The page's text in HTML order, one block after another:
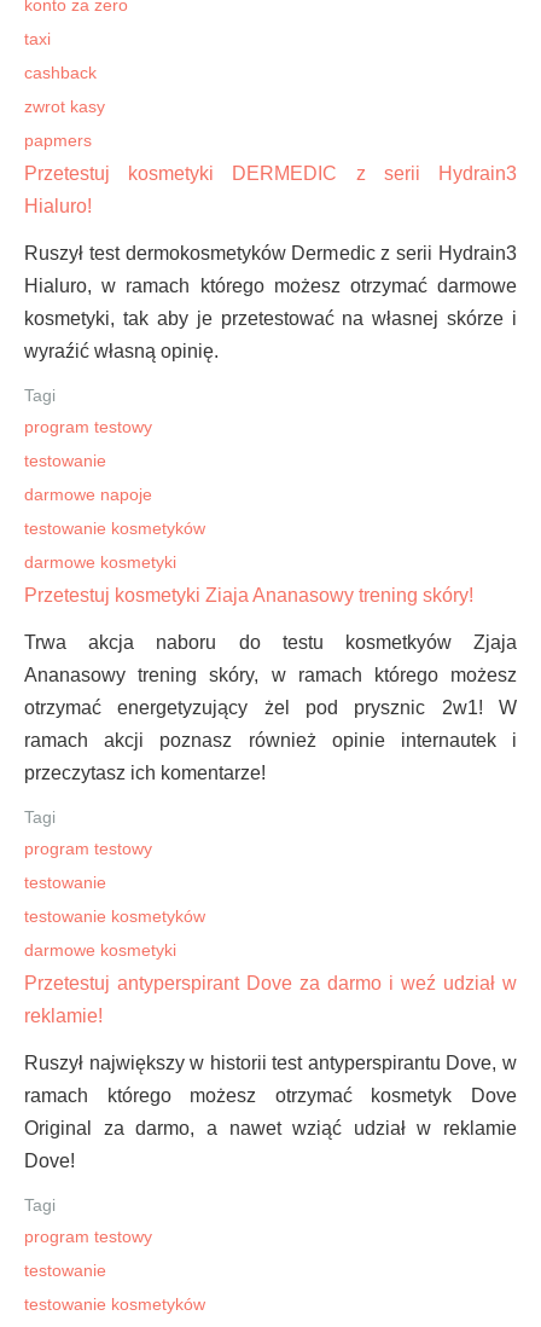
konto za zero
taxi
cashback
zwrot kasy
papmers
Przetestuj kosmetyki DERMEDIC z serii Hydrain3
Hialuro!
Ruszył test dermokosmetyków Dermedic z serii Hydrain3
Hialuro, w ramach którego możesz otrzymać darmowe
kosmetyki, tak aby je przetestować na własnej skórze i
wyraźić własną opinię.
Tagi
program testowy
testowanie
darmowe napoje
testowanie kosmetyków
darmowe kosmetyki
Przetestuj kosmetyki Ziaja Ananasowy trening skóry!
Trwa akcja naboru do testu kosmetkyów Zjaja
Ananasowy trening skóry, w ramach którego możesz
otrzymać energetyzujący żel pod prysznic 2w1! W
ramach akcji poznasz również opinie internautek i
przeczytasz ich komentarze!
Tagi
program testowy
testowanie
testowanie kosmetyków
darmowe kosmetyki
Przetestuj antyperspirant Dove za darmo i weź udział w
reklamie!
Ruszył największy w historii test antyperspirantu Dove, w
ramach którego możesz otrzymać kosmetyk Dove
Original za darmo, a nawet wziąć udział w reklamie
Dove!
Tagi
program testowy
testowanie
testowanie kosmetyków